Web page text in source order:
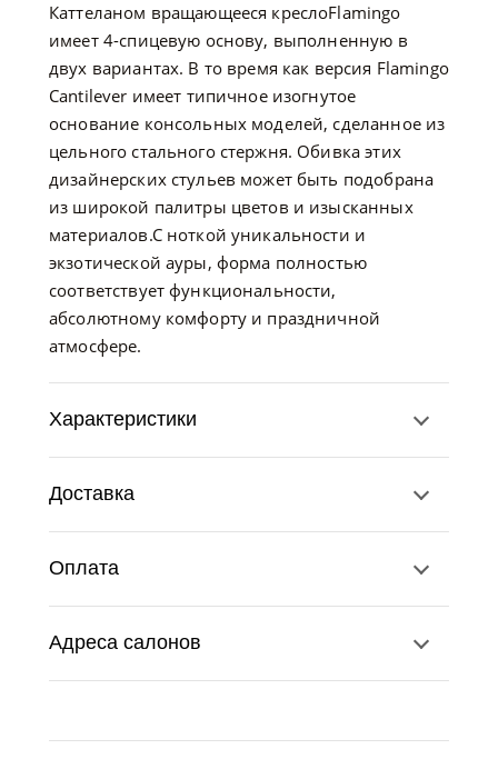
Каттеланом вращающееся креслоFlamingo
имеет 4-спицевую основу, выполненную в
двух вариантах. В то время как версия Flamingo
Cantilever имеет типичное изогнутое
основание консольных моделей, сделанное из
цельного стального стержня. Обивка этих
дизайнерских стульев может быть подобрана
из широкой палитры цветов и изысканных
материалов.С ноткой уникальности и
экзотической ауры, форма полностью
соответствует функциональности,
абсолютному комфорту и праздничной
атмосфере.
Характеристики
Доставка
Оплата
Адреса салонов